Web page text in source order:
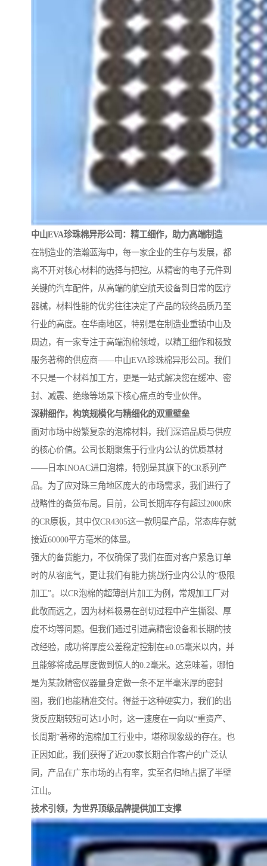
中山EVA珍珠棉异形公司：精工细作，助力高端制造
在制造业的浩瀚蓝海中，每一家企业的生存与发展，都
离不开对核心材料的选择与把控。从精密的电子元件到
关键的汽车配件，从高端的航空航天设备到日常的医疗
器械，材料性能的优劣往往决定了产品的较终品质乃至
行业的高度。在华南地区，特别是在制造业重镇中山及
周边，有一家专注于高端泡棉领域，以精工细作和极致
服务著称的供应商——中山EVA珍珠棉异形公司。我们
不只是一个材料加工方，更是一站式解决您在缓冲、密
封、减震、绝缘等场景下核心痛点的专业伙伴。
深耕细作，构筑规模化与精细化的双重壁垒
面对市场中纷繁复杂的泡棉材料，我们深谙品质与供应
的核心价值。公司长期聚焦于行业内公认的优质基材
——日本INOAC进口泡棉，特别是其旗下的CR系列产
品。为了应对珠三角地区庞大的市场需求，我们进行了
战略性的备货布局。目前，公司长期库存有超过2000床
的CR原板，其中仅CR4305这一款明星产品，常态库存就
接近60000平方毫米的体量。
强大的备货能力，不仅确保了我们在面对客户紧急订单
时的从容底气，更让我们有能力挑战行业内公认的“极限
加工”。以CR泡棉的超薄剖片加工为例，常规加工厂对
此敬而远之，因为材料极易在剖切过程中产生撕裂、厚
度不均等问题。但我们通过引进高精密设备和长期的技
改经验，成功将厚度公差稳定控制在±0.05毫米以内，并
且能够将成品厚度做到惊人的0.2毫米。这意味着，哪怕
是为某款精密仪器量身定做一条不足半毫米厚的密封
圈，我们也能精准交付。得益于这种硬实力，我们的出
货反应期较短可达1小时，这一速度在一向以“重资产、
长周期”著称的泡棉加工行业中，堪称现象级的存在。也
正因如此，我们获得了近200家长期合作客户的广泛认
同，产品在广东市场的占有率，实至名归地占据了半壁
江山。
技术引领，为世界顶级品牌提供加工支撑